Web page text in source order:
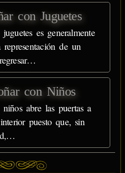
con Juguetes
es generalmente
de un
con Niños
abre las puertas a
puesto que, sin